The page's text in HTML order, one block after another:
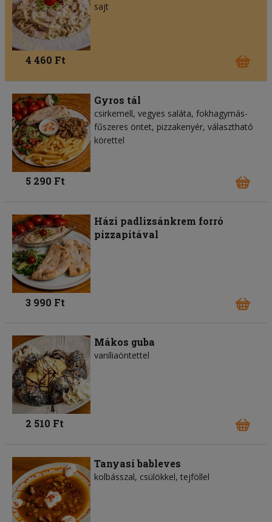
sajt
4 460 Ft
Gyros tál
csirkemell, vegyes saláta, fokhagymás-
fűszeres öntet, pizzakenyér, választható
körettel
5 290 Ft
Házi padlizsánkrem forró
pizzapitával
3 990 Ft
Mákos guba
vaníliaöntettel
2 510 Ft
Tanyasi bableves
kolbásszal, csülökkel, tejföllel